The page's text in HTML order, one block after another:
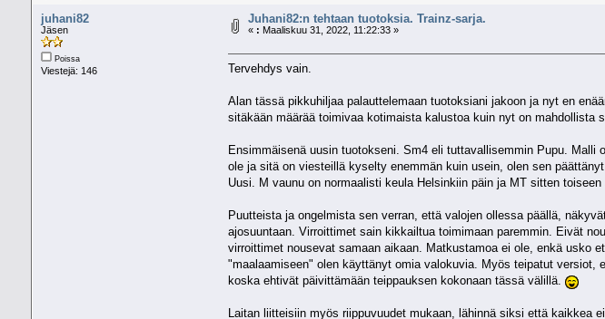
juhani82
Jäsen
Poissa
Viestejä: 146
Juhani82:n tehtaan tuotoksia. Trainz-sarja.
« : Maaliskuu 31, 2022, 11:22:33 »
Tervehdys vain.
Alan tässä pikkuhiljaa palauttelemaan tuotoksiani jakoon ja nyt en
sitäkään määrää toimivaa kotimaista kalustoa kuin nyt on
Ensimmäisenä uusin tuotokseni. Sm4 eli tuttavallisemmin Pupu.
ole ja sitä on viesteillä kyselty enemmän kuin usein, olen sen
Uusi. M vaunu on normaalisti keula Helsinkiin päin ja MT sitten toiseen
Puutteista ja ongelmista sen verran, että valojen ollessa päällä,
ajosuuntaan. Virroittimet sain kikkailtua toimimaan paremmin. Eivät
virroittimet nousevat samaan aikaan. Matkustamoa ei ole, enkä usko
"maalaamiseen" olen käyttänyt omia valokuvia. Myös teipatut versiot,
koska ehtivät päivittämään teippauksen kokonaan tässä välillä.
Laitan liitteisiin myös riippuvuudet mukaan, lähinnä siksi että kaikkea